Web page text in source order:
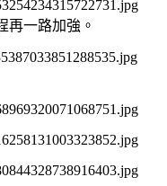
再一路加強。